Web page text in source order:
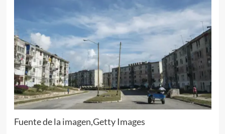
Fuente de la imagen,Getty Images